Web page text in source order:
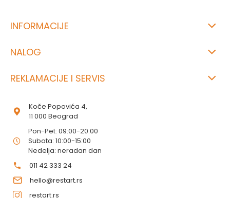
INFORMACIJE
NALOG
REKLAMACIJE I SERVIS
Koče Popovića 4,
11 000 Beograd
Pon-Pet: 09:00-20:00
Subota: 10:00-15:00
Nedelja: neradan dan
011 42 333 24
hello@restart.rs
restart.rs